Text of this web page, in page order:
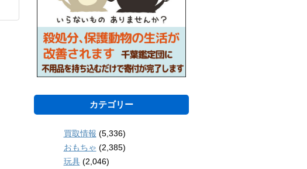
カテゴリー
買取情報 (5,336)
おもちゃ (2,385)
玩具(2,046)